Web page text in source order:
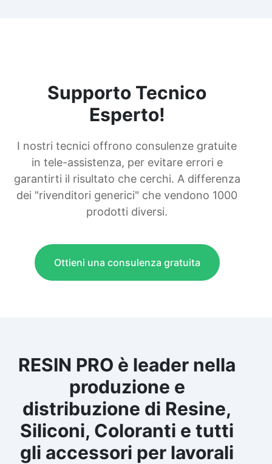
Supporto Tecnico
Esperto!
I nostri tecnici offrono consulenze gratuite
in tele-assistenza, per evitare errori e
garantirti il risultato che cerchi. A differenza
dei "rivenditori generici" che vendono 1000
prodotti diversi.
Ottieni una consulenza gratuita
RESIN PRO è leader nella
produzione e
distribuzione di Resine,
Siliconi, Coloranti e tutti
gli accessori per lavorali